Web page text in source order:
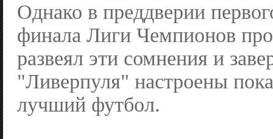
Однако в преддверии
финала Лиги Чемпионов
развеял эти сомнения и
"Ливерпуля" настроены
лучший футбол.